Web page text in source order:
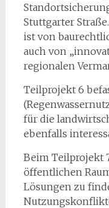
Stuttgarter
ist von
auch von
regionalen
Teilprojekt 6
für die
ebenfalls
Beim Teilprojekt
öffentlichen
Lösungen zu